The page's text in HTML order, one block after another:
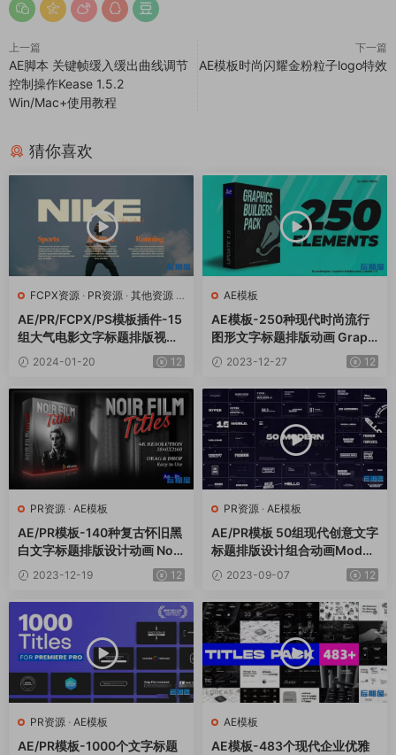
上一篇
AE脚本 关键帧缓入缓出曲线调节
控制操作Kease 1.5.2
Win/Mac+使用教程
下一篇
AE模板时尚闪耀金粉粒子logo特效
猜你喜欢
FCPX资源 · PR资源 · 其他资源 ·
AE模板
AE/PR/FCPX/PS模板插件-15
组大气电影文字标题排版视觉
设计 Tropic Colour – Cinem
atic Titles Vol.2
2024-01-20 12
AE模板
AE模板-250种现代时尚流行
图形文字标题排版动画 Graph
ics builders Pack
2023-12-27 12
PR资源 · AE模板
AE/PR模板-140种复古怀旧黑
白文字标题排版设计动画 Noir
Film Titles
2023-12-19 12
PR资源 · AE模板
AE/PR模板 50组现代创意文字
标题排版设计组合动画Moder
n Titles
2023-09-07 12
PR资源 · AE模板
AE/PR模板-1000个文字标题
AE模板
AE模板-483个现代企业优雅